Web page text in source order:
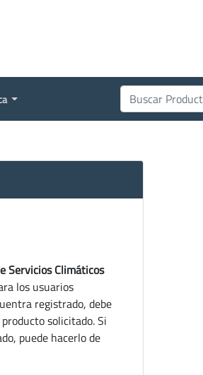
Servicios Climáticos
los usuarios
registrado, debe
solicitado. Si
puede hacerlo de